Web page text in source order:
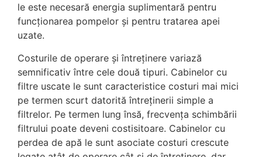
le este necesară energia suplimentară pentru
funcționarea pompelor și pentru tratarea apei
uzate.
Costurile de operare și întreținere variază
semnificativ între cele două tipuri. Cabinelor cu
filtre uscate le sunt caracteristice costuri mai mici
pe termen scurt datorită întreținerii simple a
filtrelor. Pe termen lung însă, frecvența schimbării
filtrului poate deveni costisitoare. Cabinelor cu
perdea de apă le sunt asociate costuri crescute